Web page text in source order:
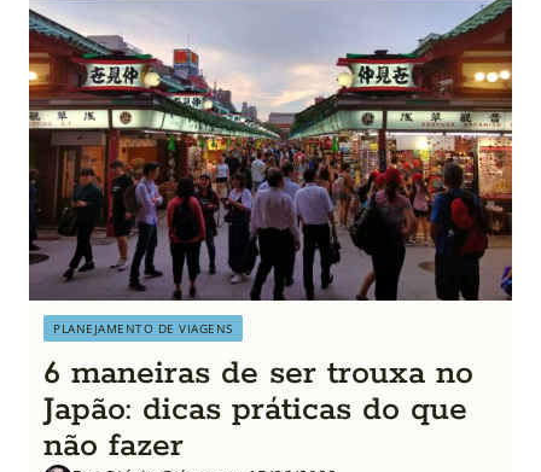
PLANEJAMENTO DE VIAGENS
6 maneiras de ser trouxa no
Japão: dicas práticas do que
não fazer